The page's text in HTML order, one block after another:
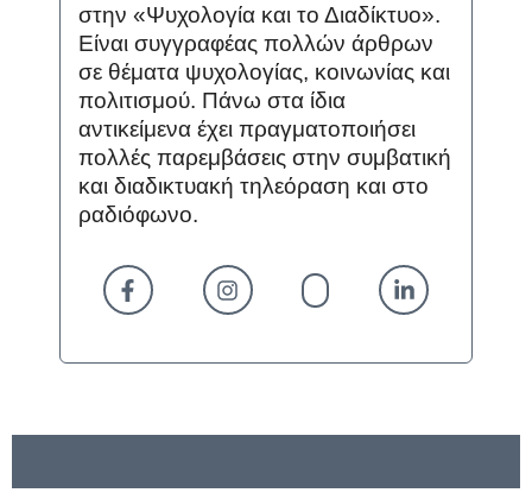
στην «Ψυχολογία και το Διαδίκτυο».
Είναι συγγραφέας πολλών άρθρων
σε θέματα ψυχολογίας, κοινωνίας και
πολιτισμού. Πάνω στα ίδια
αντικείμενα έχει πραγματοποιήσει
πολλές παρεμβάσεις στην συμβατική
και διαδικτυακή τηλεόραση και στο
ραδιόφωνο.